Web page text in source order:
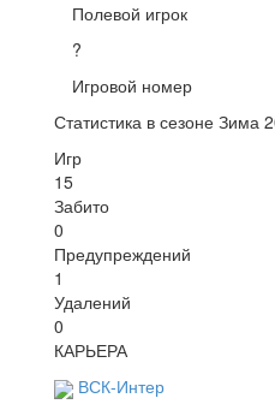
Полевой игрок
?
Игровой номер
Статистика в сезоне Зима
Игр
15
Забито
0
Предупреждений
1
Удалений
0
КАРЬЕРА
ВСК-Интер